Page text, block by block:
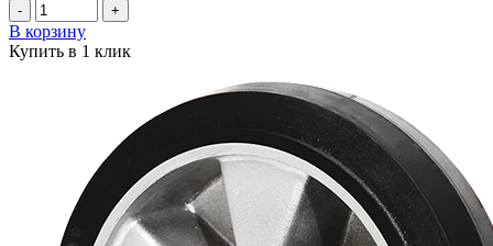
- +
В корзину
Купить в 1 клик